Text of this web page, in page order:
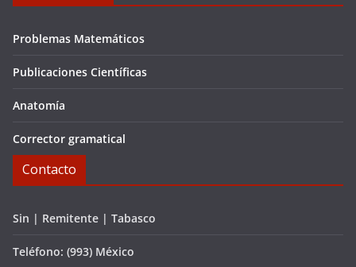
Problemas Matemáticos
Publicaciones Científicas
Anatomía
Corrector gramatical
Contacto
Sin | Remitente | Tabasco
Teléfono: (993) México